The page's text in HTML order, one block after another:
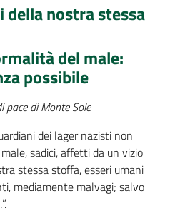
nostra stessa
del male:
possibile
pace di Monte Sole
dei lager nazisti non
sadici, affetti da un vizio
stessa stoffa, esseri umani
mediamente malvagi; salvo